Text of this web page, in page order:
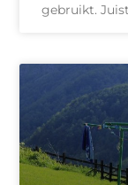
gebruikt.